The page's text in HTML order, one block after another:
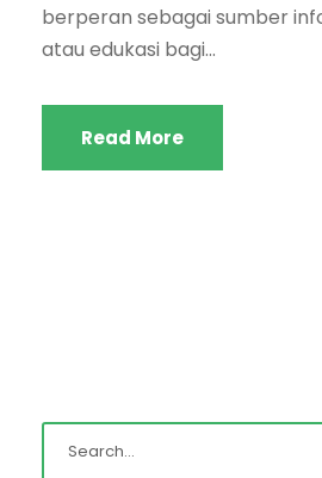
berperan sebagai sumber
atau edukasi bagi...
Read More